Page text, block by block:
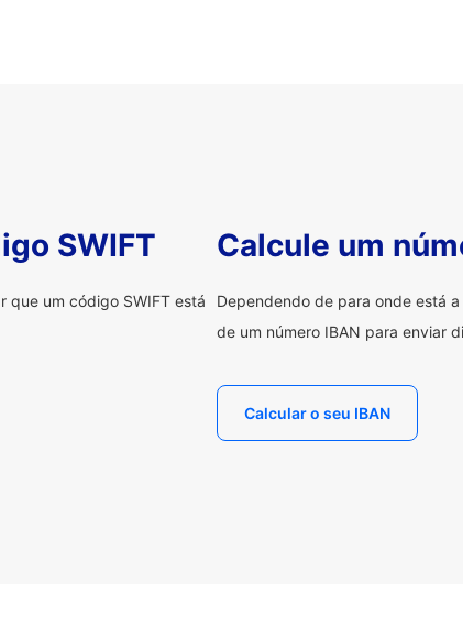
SWIFT
que um código SWIFT está
Calcule um
Dependendo de para onde está
de um número IBAN para enviar
Calcular o seu IBAN